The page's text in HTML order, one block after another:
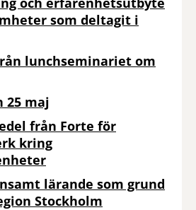
som deltagit i
lunchseminariet om
25 maj
från Forte för
kring
lärande som grund
Stockholm